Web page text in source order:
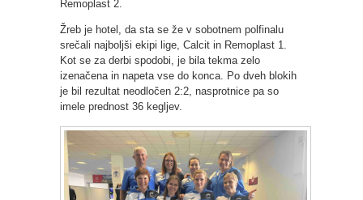
Remoplast 2.
Žreb je hotel, da sta se že v sobotnem polfinalu
srečali najboljši ekipi lige, Calcit in Remoplast 1.
Kot se za derbi spodobi, je bila tekma zelo
izenačena in napeta vse do konca. Po dveh blokih
je bil rezultat neodločen 2:2, nasprotnice pa so
imele prednost 36 kegljev.